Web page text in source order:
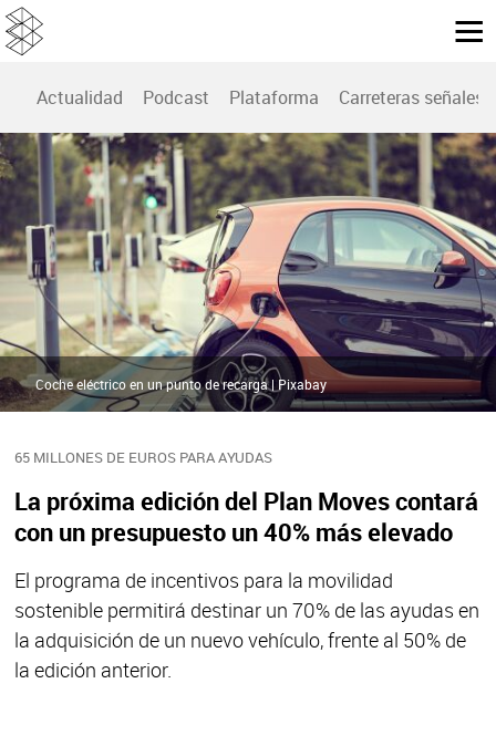
Actualidad Podcast Plataforma Carreteras señales
65 MILLONES DE EUROS PARA AYUDAS
La próxima edición del Plan Moves contará
con un presupuesto un 40% más elevado
El programa de incentivos para la movilidad
sostenible permitirá destinar un 70% de las ayudas en
la adquisición de un nuevo vehículo, frente al 50% de
la edición anterior.
Coche eléctrico en un punto de recarga | Pixabay